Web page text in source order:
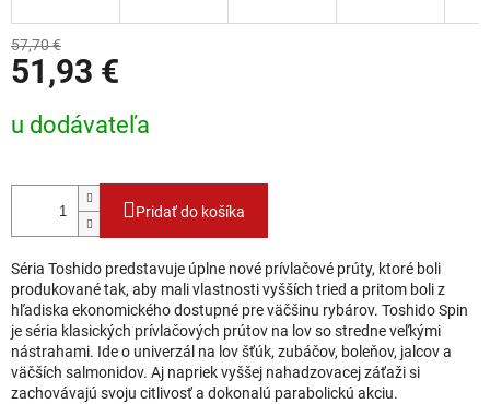
57,70 €
51,93 €
u dodávateľa
Pridať do košíka
Séria Toshido predstavuje úplne nové prívlačové prúty, ktoré boli
produkované tak, aby mali vlastnosti vyšších tried a pritom boli z
hľadiska ekonomického dostupné pre väčšinu rybárov. Toshido Spin
je séria klasických prívlačových prútov na lov so stredne veľkými
nástrahami. Ide o univerzál na lov šťúk, zubáčov, boleňov, jalcov a
väčších salmonidov. Aj napriek vyššej nahadzovacej záťaži si
zachovávajú svoju citlivosť a dokonalú parabolickú akciu.